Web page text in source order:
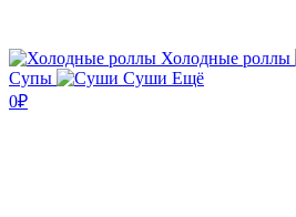
Холодные роллы
Супы
Суши Ещё
0₽